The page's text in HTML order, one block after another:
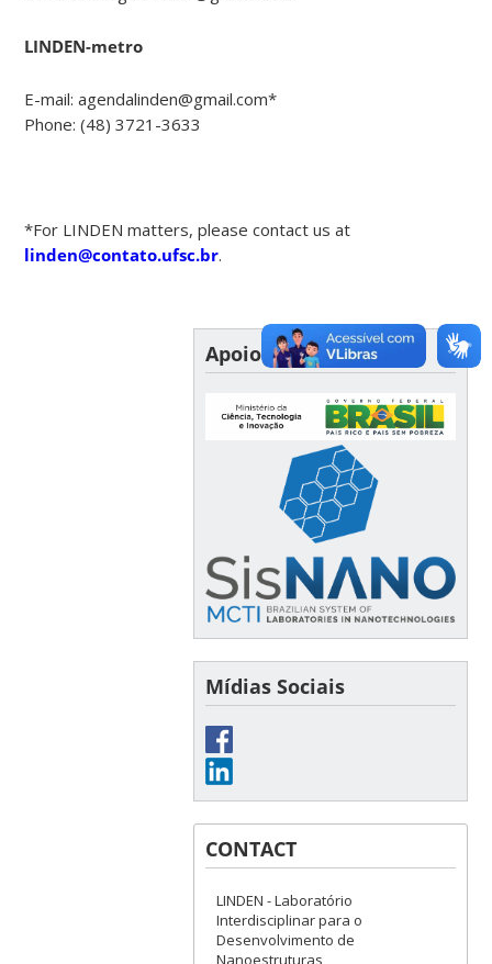
LINDEN-metro
E-mail: agendalinden@gmail.com*
Phone: (48) 3721-3633
*For LINDEN matters, please contact us at
linden@contato.ufsc.br.
Apoio Financeiro
Mídias Sociais
CONTACT
LINDEN - Laboratório
Interdisciplinar para o
Desenvolvimento de
Nanoestruturas